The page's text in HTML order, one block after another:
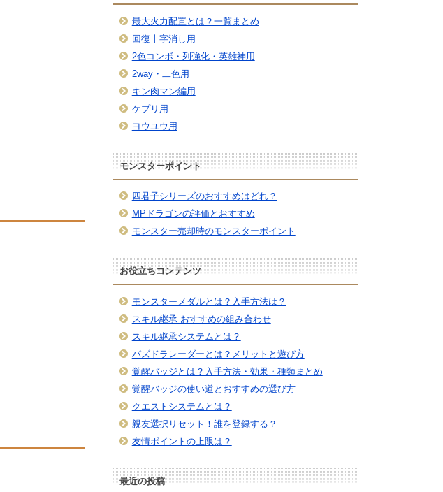
最大火力配置とは？一覧まとめ
回復十字消し用
2色コンボ・列強化・英雄神用
2way・二色用
キン肉マン編用
ケプリ用
ヨウユウ用
モンスターポイント
四君子シリーズのおすすめはどれ？
MPドラゴンの評価とおすすめ
モンスター売却時のモンスターポイント
お役立ちコンテンツ
モンスターメダルとは？入手方法は？
スキル継承 おすすめの組み合わせ
スキル継承システムとは？
パズドラレーダーとは？メリットと遊び方
覚醒バッジとは？入手方法・効果・種類まとめ
覚醒バッジの使い道とおすすめの選び方
クエストシステムとは？
親友選択リセット！誰を登録する？
友情ポイントの上限は？
最近の投稿